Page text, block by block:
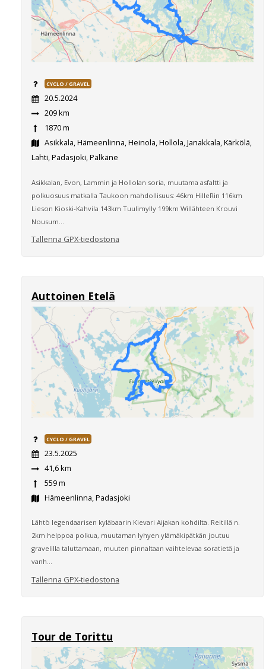
CYCLO / GRAVEL
20.5.2024
209 km
1870 m
Asikkala, Hämeenlinna, Heinola, Hollola, Janakkala, Kärkölä,
Lahti, Padasjoki, Pälkäne
Asikkalan, Evon, Lammin ja Hollolan soria, muutama asfaltti ja
polkuosuus matkalla Taukoon mahdollisuus: 46km HilleRin 116km
Lieson Kioski-Kahvila 143km Tuulimylly 199km Willähteen Krouvi
Nousum...
Tallenna GPX-tiedostona
Auttoinen Etelä
CYCLO / GRAVEL
23.5.2025
41,6 km
559 m
Hämeenlinna, Padasjoki
Lähtö legendaarisen kyläbaarin Kievari Aijakan kohdilta. Reitillä n.
2km helppoa polkua, muutaman lyhyen ylämäkipätkän joutuu
gravelilla taluttamaan, muuten pinnaltaan vaihtelevaa soratietä ja
vanh...
Tallenna GPX-tiedostona
Tour de Torittu